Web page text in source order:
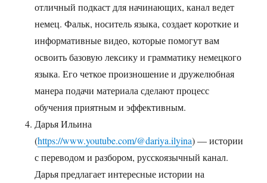
отличный подкаст для начинающих, канал ведет
немец. Фальк, носитель языка, создает короткие и
информативные видео, которые помогут вам
освоить базовую лексику и грамматику немецкого
языка. Его четкое произношение и дружелюбная
манера подачи материала сделают процесс
обучения приятным и эффективным.
Дарья Ильина
(https://www.youtube.com/@dariya.ilyina) — истории
с переводом и разбором, русскоязычный канал.
Дарья предлагает интересные истории на